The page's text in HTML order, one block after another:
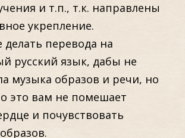
и т.п., т.к. направлены
укрепление.
перевода на
русский язык, дабы не
музыка образов и речи, но
это вам не помешает
и почувствовать